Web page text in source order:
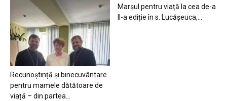
Recunoștință și binecuvântare
pentru mamele dătătoare de
viață – din partea...
Marșul pentru viață la cea de-a
II-a ediție în s. Lucășeuca,...